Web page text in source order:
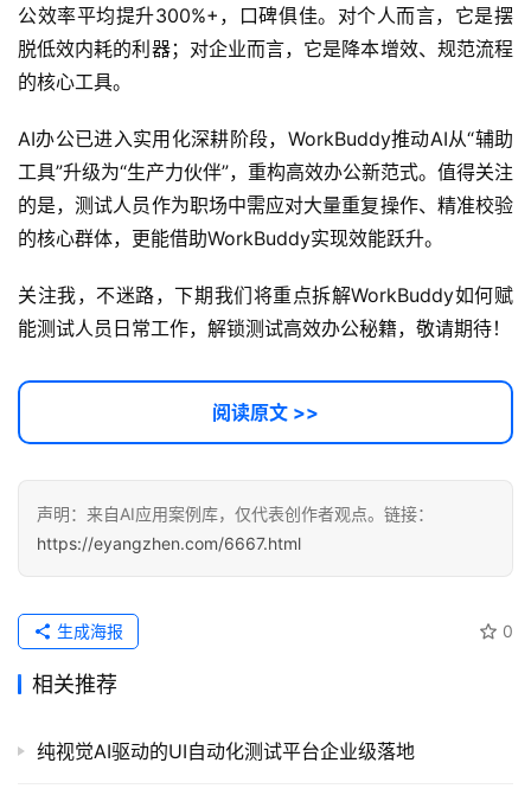
公效率平均提升300%+，口碑俱佳。对个人而言，它是摆
脱低效内耗的利器；对企业而言，它是降本增效、规范流程
的核心工具。
AI办公已进入实用化深耕阶段，WorkBuddy推动AI从“辅助
工具”升级为“生产力伙伴”，重构高效办公新范式。值得关注
的是，测试人员作为职场中需应对大量重复操作、精准校验
的核心群体，更能借助WorkBuddy实现效能跃升。
关注我，不迷路，下期我们将重点拆解WorkBuddy如何赋
能测试人员日常工作，解锁测试高效办公秘籍，敬请期待！
阅读原文 >>
声明：来自AI应用案例库，仅代表创作者观点。链接：
https://eyangzhen.com/6667.html
0
生成海报
相关推荐
纯视觉AI驱动的UI自动化测试平台企业级落地